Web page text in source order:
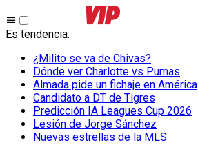
Es tendencia:
¿Milito se va de Chivas?
Dónde ver Charlotte vs Pumas
Almada pide un fichaje en América
Candidato a DT de Tigres
Predicción IA Leagues Cup 2026
Lesión de Jorge Sánchez
Nuevas estrellas de la MLS